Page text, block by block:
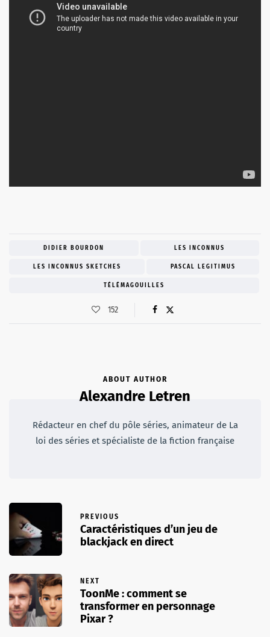
DIDIER BOURDON LES INCONNUS
LES INCONNUS SKETCHES PASCAL LEGITIMUS
TÉLÉMAGOUILLES
152
ABOUT AUTHOR
Alexandre Letren
Rédacteur en chef du pôle séries, animateur de La
loi des séries et spécialiste de la fiction française
PREVIOUS
Caractéristiques d’un jeu de
blackjack en direct
NEXT
ToonMe : comment se
transformer en personnage
Pixar ?